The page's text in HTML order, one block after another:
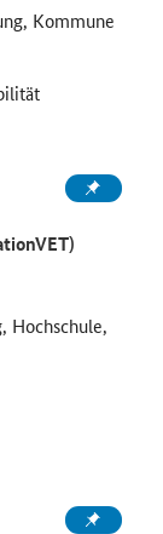
Kommune
Hochschule,